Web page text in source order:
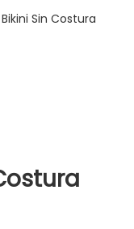
Bikini Sin Costura